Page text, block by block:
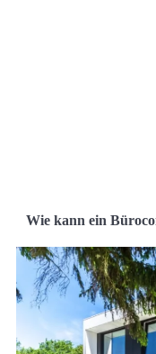
Wie kann ein